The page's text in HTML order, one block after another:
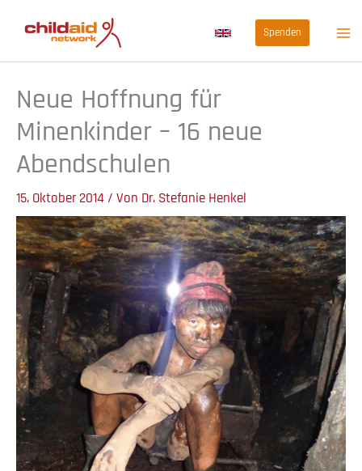
Inhalt
springen
Spenden
Neue Hoffnung für
Minenkinder – 16 neue
Abendschulen
15. Oktober 2014 / Von Dr. Stefanie Henkel